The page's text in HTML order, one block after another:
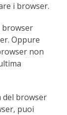
i browser.
browser
Oppure
non
del browser
puoi